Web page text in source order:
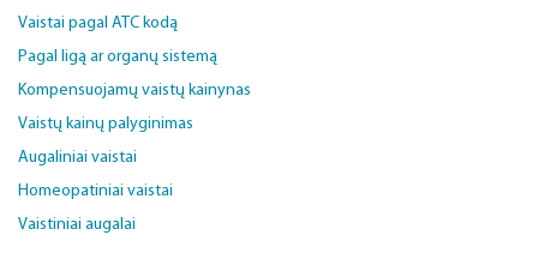
Vaistai pagal ATC kodą
Pagal ligą ar organų sistemą
Kompensuojamų vaistų kainynas
Vaistų kainų palyginimas
Augaliniai vaistai
Homeopatiniai vaistai
Vaistiniai augalai